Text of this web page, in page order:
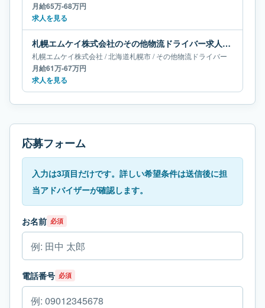
月給65万-68万円
求人を見る
札幌エムケイ株式会社のその他物流ドライバー求人｜北海道札幌市｜月給61万-67万円
札幌エムケイ株式会社 /北海道札幌市/その他物流ドライバー
月給61万-67万円
求人を見る
応募フォーム
入力は3項目だけです。詳しい希望条件は送信後に担
当アドバイザーが確認します。
お名前 必須
電話番号 必須